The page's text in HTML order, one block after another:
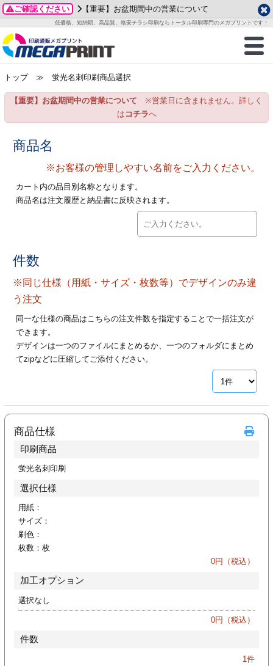
ご確認ください 【重要】お盆期間中の営業について
低価格、短納期、高品質、格安チラシ印刷ならトータル印刷専門のメガプリントです！
商品一覧
グッズ
ステッカー
ックカード印刷
業ツール印刷
ィ・販促グッズ
イズ
ご利用ガイド
お客様へ
いて
方法
/送料について
刷
カード印刷
ックカード名刺
ムカード
印刷
ー印刷
ード印刷
刷
印刷
フォルダー
ファイル印刷
印刷
データ作成ガイド
成前に
ガイド
加工指示ガイド
テンプレート
ード印刷
名刺印刷
ックカード
ード印刷
刷
印刷
形マル型
印刷
名刺印刷
印刷
ムカード印刷
ード印刷
ファイル印刷
一覧
わせ
り
プル請求
2026年 8月
月
火 水 木 金
土
3
4 5 6 7
8
15
24
25
2026年 9月
月
火 水 木 金
土
12
21
22
28
29 30
・・休業日
トップ≫ 蛍光名刺印刷商品選択
【重要】お盆期間中の営業について ※営業日に含まれません。詳しく
は コチラへ
商品名
※お客様の管理しやすい名前をご入力ください。
カート内の品目別名称となります。
商品名は注文履歴と納品書に反映されます。
件数
※同じ仕様（用紙・サイズ・枚数等）でデザインのみ違
う注文
同一な仕様の商品はこちらの注文件数を指定することで一括注文が
できます。
デザインは一つのファイルにまとめるか、一つのフォルダにまとめ
てzipなどに圧縮してご添付ください。
商品仕様
印刷商品
蛍光名刺印刷
選択仕様
用紙：
サイズ：
刷色：
枚数： 枚
0円（税込）
加工オプション
選択なし
0円（税込）
件数
1件